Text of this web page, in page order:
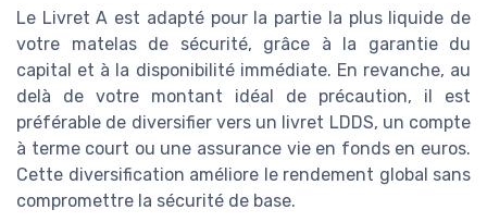
Le Livret A est adapté pour la partie la plus liquide de
votre matelas de sécurité, grâce à la garantie du
capital et à la disponibilité immédiate. En revanche, au
delà de votre montant idéal de précaution, il est
préférable de diversifier vers un livret LDDS, un compte
à terme court ou une assurance vie en fonds en euros.
Cette diversification améliore le rendement global sans
compromettre la sécurité de base.